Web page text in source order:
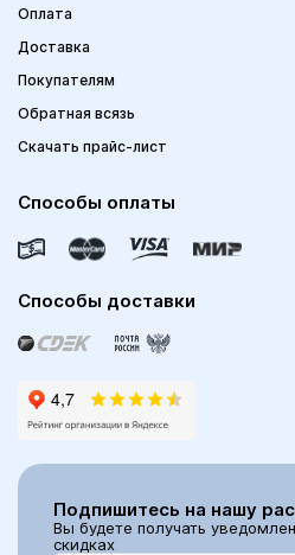
Оплата
Доставка
Покупателям
Обратная всязь
Скачать прайс-лист
Способы оплаты
Способы доставки
Подпишитесь на нашу
Вы будете получать
скидках